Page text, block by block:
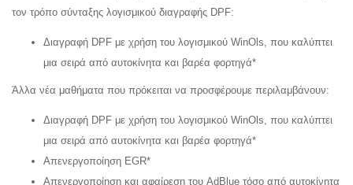
τον τρόπο σύνταξης λογισμικού διαγραφής DPF:
Διαγραφή DPF με χρήση του λογισμικού WinOls, που καλύπτει
μια σειρά από αυτοκίνητα και βαρέα φορτηγά*
Άλλα νέα μαθήματα που πρόκειται να προσφέρουμε περιλαμβάνουν:
Διαγραφή DPF με χρήση του λογισμικού WinOls, που καλύπτει
μια σειρά από αυτοκίνητα και βαρέα φορτηγά*
Απενεργοποίηση EGR*
Απενεργοποίηση και αφαίρεση του AdBlue τόσο από αυτοκίνητα